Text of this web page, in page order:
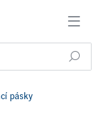
pásky